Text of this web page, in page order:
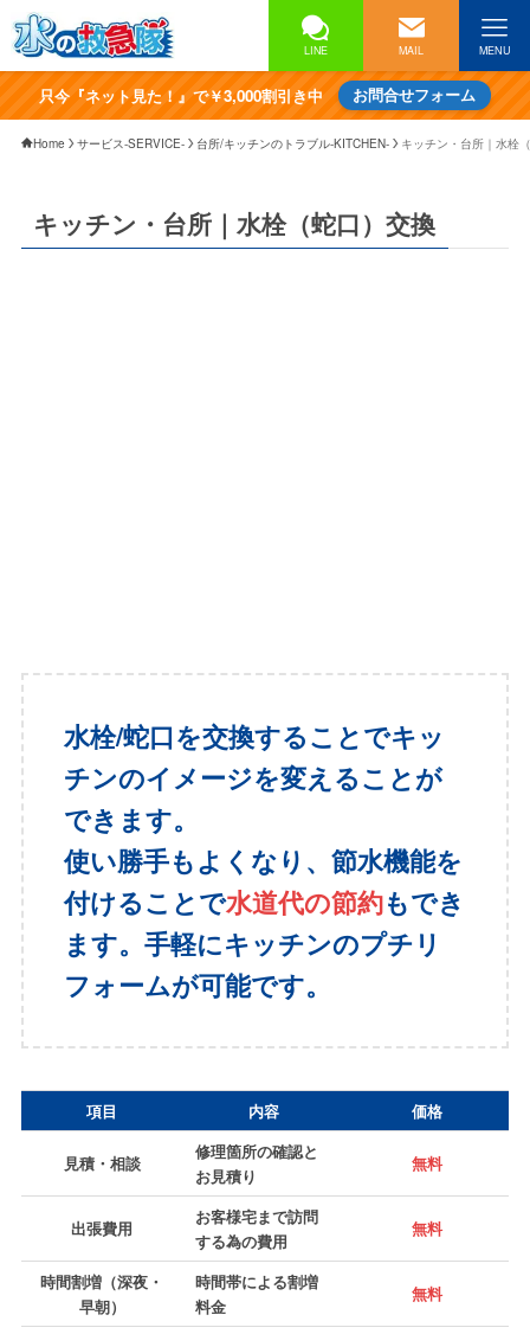
LINE MAIL MENU
只今『ネット見た！』で￥3,000割引き中 お問合せフォーム
Home サービス-SERVICE- 台所/キッチンのトラブル-KITCHEN- キッチン・台所｜水栓
キッチン・台所｜水栓（蛇口）交換
水栓/蛇口を交換することでキッ
チンのイメージを変えることが
できます。
使い勝手もよくなり、節水機能を
付けることで水道代の節約もでき
ます。手軽にキッチンのプチリ
フォームが可能です。
項目 内容 価格
見積・相談
修理箇所の確認と
お見積り
無料
出張費用
お客様宅まで訪問
する為の費用
無料
時間割増（深夜・
早朝）
時間帯による割増
料金
無料